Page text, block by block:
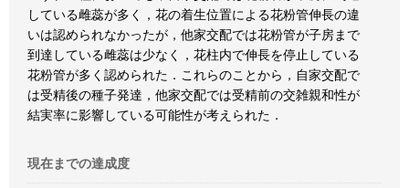
している雌蕊が多く，花の着生位置による花粉管伸長の違
いは認められなかったが，他家交配では花粉管が子房まで
到達している雌蕊は少なく，花柱内で伸長を停止している
花粉管が多く認められた．これらのことから，自家交配で
は受精後の種子発達，他家交配では受精前の交雑親和性が
結実率に影響している可能性が考えられた．
現在までの達成度